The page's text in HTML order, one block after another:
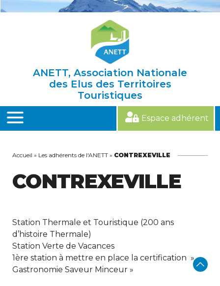
ANETT, Association Nationale
des Elus des Territoires
Touristiques
MENU
Espace adhérent
Accueil » Les adhérents de l'ANETT » CONTREXEVILLE
CONTREXEVILLE
Station Thermale et Touristique (200 ans
d’histoire Thermale)
Station Verte de Vacances
1ère station à mettre en place la certification »
Gastronomie Saveur Minceur »